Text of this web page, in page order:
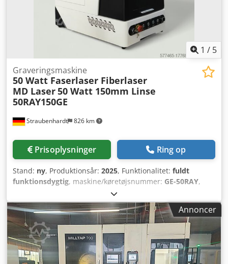
1 / 5
Straubenhardt 826 km
Graveringsmaskine
50 Watt Faserlaser Fiberlaser
MD Laser50 Watt 150mm Linse
50RAY150GE
Prisoplysninger Ring op
Stand: ny, Produktionsår: 2025, Funktionalitet: fuldt
funktionsdygtig, maskine/køretøjsnummer: GE-50RAY,
, type indgangsstrøm:
lasereffekt:50 W, type af køling:luft, samlet bredde:530
mm, total højde:770 mm, samlet længde:796 mm , samlet
vægt:254 kg , garantiperiode:36 måneder,
højdejusteringstype:elektrisk, døråbningsbredde: 530
mm, døråbningshøjde:300 mm, bordlængde:203 mm,
bordbredde: 430 mm, laserens bølgelængde: 1.064 nm ,
Annoncer